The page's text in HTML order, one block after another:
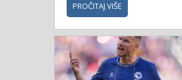
PROČITAJ VIŠE